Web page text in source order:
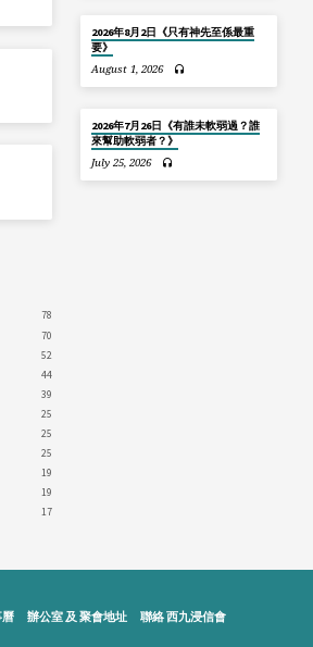
2026年8月2日《只有神先至係最重
要》
August 1, 2026
2026年7月26日《有誰未軟弱過？誰
來幫助軟弱者？》
July 25, 2026
78
70
52
44
39
25
25
25
19
19
17
辦公室 及 聚會地址 聯絡 西九浸信會